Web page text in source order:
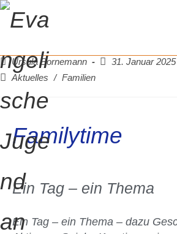
Ursula Bornemann
31. Januar 2025
Aktuelles
/ Familien
Familytime
Ein Tag – ein Thema
Ein Tag – ein Thema – dazu